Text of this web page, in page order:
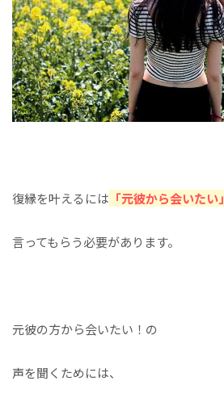
復縁を叶えるには 「元彼から会いたい」
言ってもらう必要があります。
元彼の方から会いたい！の
声を聞くためには、